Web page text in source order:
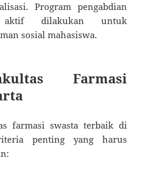
Program pengabdian
aktif dilakukan untuk
sosial mahasiswa.
Farmasi
farmasi swasta terbaik di
penting yang harus